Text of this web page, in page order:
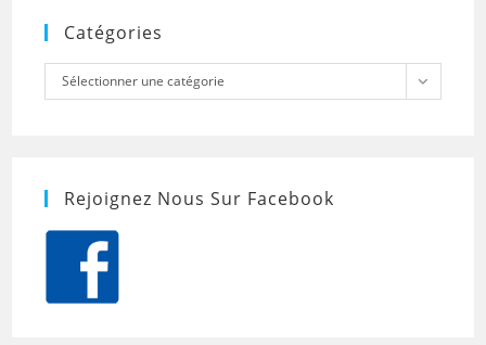
Catégories
Catégories
Sélectionner une catégorie
Rejoignez Nous Sur Facebook